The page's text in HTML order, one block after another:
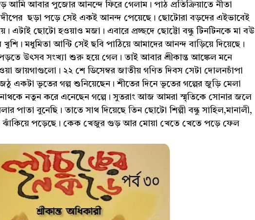
আমি আবার পুজোর আনন্দে ফিরে গেলাম। পাঠ প্রতিক্রিয়াতে নীতা
ছড়া পড়ে সেই একই আনন্দ পেয়েছে। ছোটোরা বড়দের এইভাবেই
এটাই ছোটো হওয়াও মজা। এবারে প্রচ্ছদে ছোট্টো বন্ধু টিনটিনকে মা বউ
মধুমিতা আন্টি সেই ছবি পাঠিয়ে আমাদের আনন্দ বাড়িয়ে দিয়েছে।
উৎসব সংখ্যা শুরু হয়ে গেল। তাই আবার শ্রীকান্ত আঙ্কেল মনে
জায়গাগুলো। ২২ শে ডিসেম্বর জাতীয় গণিত দিবস সেটা দোলনচাঁপা
একটা ভূতের গল্প শুনিয়েছেন। শীতের দিনে ভূতের গল্পের জুড়ি মেলা
নতুন করে এনেছেন গল্পে। সুতরাং আজ আমরা স্মৃতিকে সোনার জলে
পাতা বুনেছি। তাতে সাথ দিয়েছে তিন ছোটো শিল্পী বন্ধু সাহিল,মানালী,
পড়েছে। কেক খেজুর গুড় আর মোয়া খেতে খেতে পড়ে ফেল